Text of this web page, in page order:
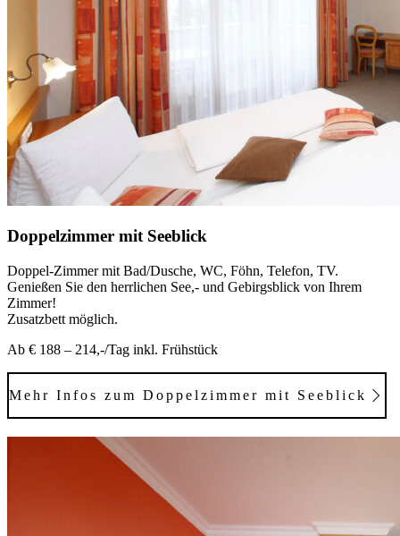
Doppelzimmer mit Seeblick
Doppel-Zimmer mit Bad/Dusche, WC, Föhn, Telefon, TV.
Genießen Sie den herrlichen See,- und Gebirgsblick von Ihrem
Zimmer!
Zusatzbett möglich.
Ab € 188 – 214,-/Tag inkl. Frühstück
Mehr Infos zum Doppelzimmer mit Seeblick